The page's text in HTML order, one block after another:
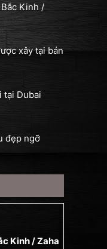
Kinh /
xây tại bán
tại Dubai
đẹp ngỡ
Kinh / Zaha